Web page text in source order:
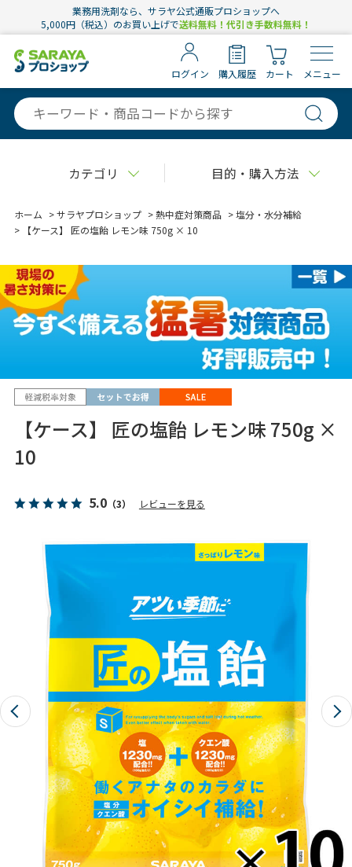
業務用洗剤なら、サラヤ公式通販プロショップへ
5,000円（税込）のお買い上げで送料無料！代引き手数料無料！
ログイン 購入履歴 カート メニュー
カテゴリ 目的・購入方法
ホーム >サラヤプロショップ >熱中症対策商品 >塩分・水分補給
>
【ケース】 匠の塩飴 レモン味 750g × 10
【ケース】 匠の塩飴 レモン味 750g ×
10
5.0（3） レビューを見る